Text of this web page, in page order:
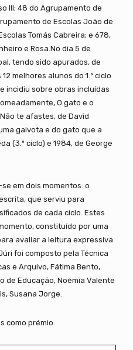
III; 48 do Agrupamento de
de Escolas João de
Tomás Cabreira; e 678,
e Rosa.No dia 5 de
tendo sido apurados, de
melhores alunos do 1.º ciclo
incidiu sobre obras incluídas
O gato e o
te afastes, de David
gaivota e do gato que a
(3.º ciclo) e 1984, de George
em dois momentos: o
que serviu para
de cada ciclo. Estes
constituído por uma
avaliar a leitura expressiva
foi composto pela Técnica
e Arquivo, Fátima Bento,
de Educação, Noémia Valente
Susana Jorge.
como prémio.